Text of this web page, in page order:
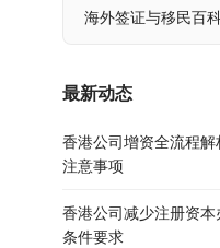
海外签证与移民百
最新动态
香港公司增资全流程
注意事项
香港公司减少注册资本
条件要求